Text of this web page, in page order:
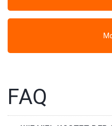
FAQ